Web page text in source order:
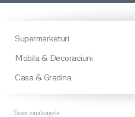
Supermarketuri
Mobila & Decoraciuni
Casa & Gradina
Toate cataloagele